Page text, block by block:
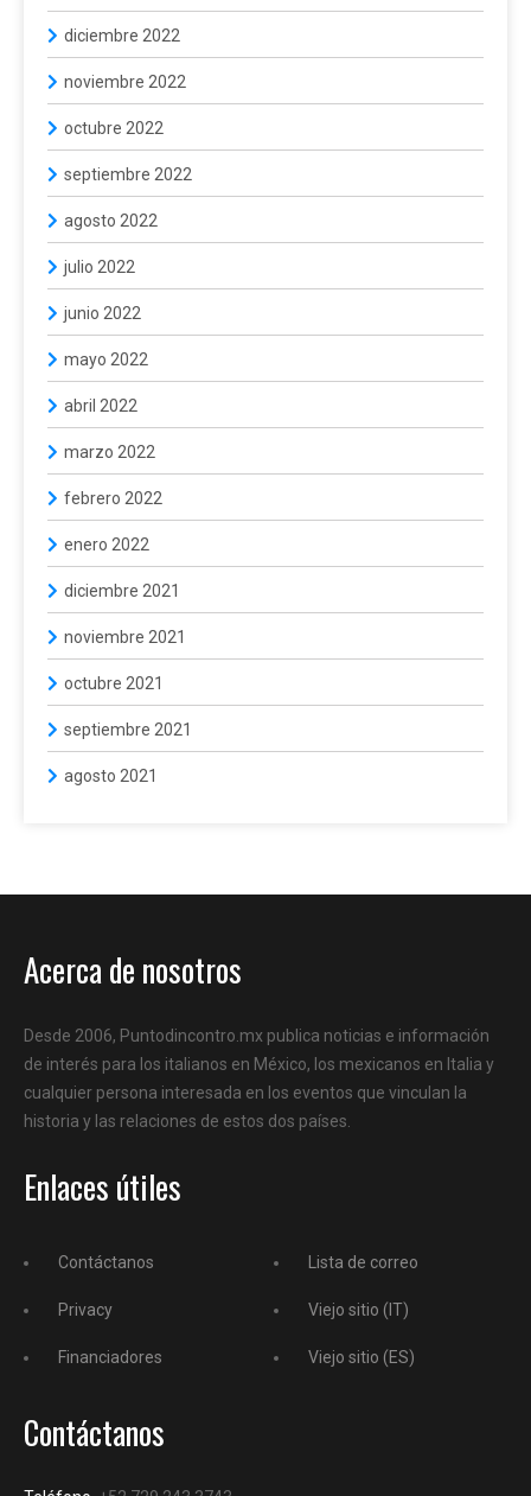
diciembre 2022
noviembre 2022
octubre 2022
septiembre 2022
agosto 2022
julio 2022
junio 2022
mayo 2022
abril 2022
marzo 2022
febrero 2022
enero 2022
diciembre 2021
noviembre 2021
octubre 2021
septiembre 2021
agosto 2021
Acerca de nosotros
Desde 2006, Puntodincontro.mx publica noticias e información
de interés para los italianos en México, los mexicanos en Italia y
cualquier persona interesada en los eventos que vinculan la
historia y las relaciones de estos dos países.
Enlaces útiles
Contáctanos
Privacy
Financiadores
Lista de correo
Viejo sitio (IT)
Viejo sitio (ES)
Contáctanos